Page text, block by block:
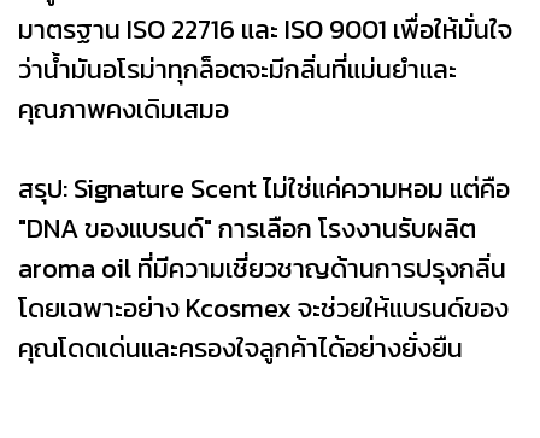
มาตรฐาน ISO 22716 และ ISO 9001 เพื่อให้มั่นใจ
ว่าน้ำมันอโรม่าทุกล็อตจะมีกลิ่นที่แม่นยำและ
คุณภาพคงเดิมเสมอ
สรุป: Signature Scent ไม่ใช่แค่ความหอม แต่คือ
"DNA ของแบรนด์" การเลือก โรงงานรับผลิต
aroma oil ที่มีความเชี่ยวชาญด้านการปรุงกลิ่น
โดยเฉพาะอย่าง Kcosmex จะช่วยให้แบรนด์ของ
คุณโดดเด่นและครองใจลูกค้าได้อย่างยั่งยืน